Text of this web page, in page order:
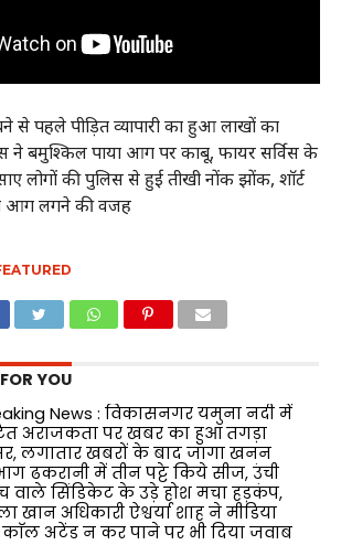
से पहले पीड़ित व्यापारी का हुआ लाखों का
ने बमुश्किल पाया आग पर काबू, फायर सर्विस के
लोगों की पुलिस से हुई तीखी नोंक झोंक, शाॅर्ट
आग लगने की वजह
YOU
News : विकासनगर यमुना नदी में
अराजकता पर खबर का हुआ तगड़ा
लगातार खबरों के बाद जागा खनन
ढकरानी में तीन पट्टे किये सीज, उंची
वाले सिंडिकेट के उड़े होश मचा हड़कंप,
खान अधिकारी ऐश्वर्या शाह ने मीडिया
अटेंड न कर पाने पर भी दिया जवाब